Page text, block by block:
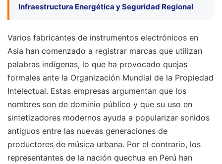
Infraestructura Energética y Seguridad Regional
Varios fabricantes de instrumentos electrónicos en
Asia han comenzado a registrar marcas que utilizan
palabras indígenas, lo que ha provocado quejas
formales ante la Organización Mundial de la Propiedad
Intelectual. Estas empresas argumentan que los
nombres son de dominio público y que su uso en
sintetizadores modernos ayuda a popularizar sonidos
antiguos entre las nuevas generaciones de
productores de música urbana. Por el contrario, los
representantes de la nación quechua en Perú han